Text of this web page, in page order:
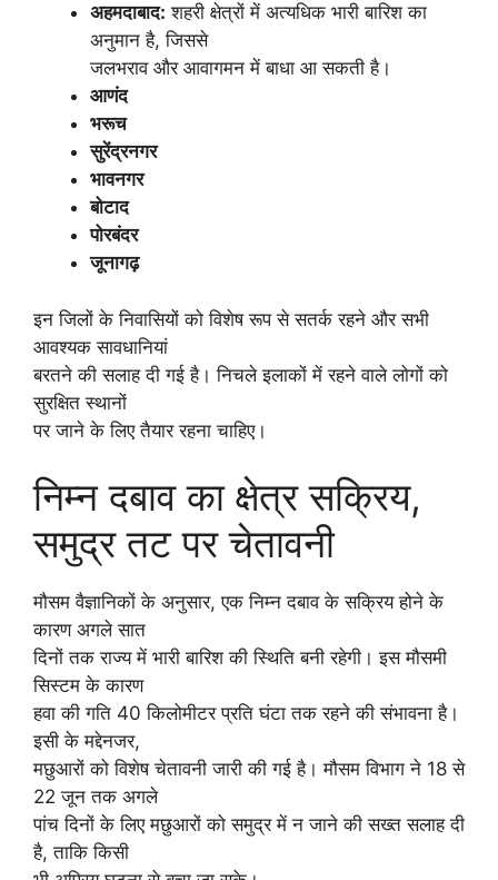
अहमदाबाद: शहरी क्षेत्रों में अत्यधिक भारी बारिश का
अनुमान है, जिससे
जलभराव और आवागमन में बाधा आ सकती है।
आणंद
भरूच
सुरेंद्रनगर
भावनगर
बोटाद
पोरबंदर
जूनागढ़
इन जिलों के निवासियों को विशेष रूप से सतर्क रहने और सभी
आवश्यक सावधानियां
बरतने की सलाह दी गई है। निचले इलाकों में रहने वाले लोगों को
सुरक्षित स्थानों
पर जाने के लिए तैयार रहना चाहिए।
निम्न दबाव का क्षेत्र सक्रिय,
समुद्र तट पर चेतावनी
मौसम वैज्ञानिकों के अनुसार, एक निम्न दबाव के सक्रिय होने के
कारण अगले सात
दिनों तक राज्य में भारी बारिश की स्थिति बनी रहेगी। इस मौसमी
सिस्टम के कारण
हवा की गति 40 किलोमीटर प्रति घंटा तक रहने की संभावना है।
इसी के मद्देनजर,
मछुआरों को विशेष चेतावनी जारी की गई है। मौसम विभाग ने 18 से
22 जून तक अगले
पांच दिनों के लिए मछुआरों को समुद्र में न जाने की सख्त सलाह दी
है, ताकि किसी